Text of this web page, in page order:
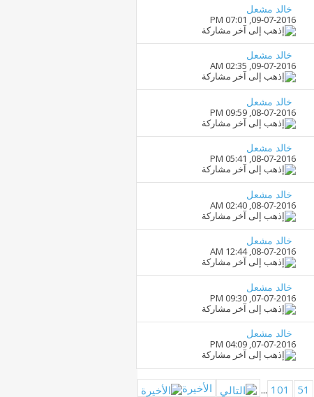
خالد مشعل
09-07-2016,
07:01 PM
خالد مشعل
09-07-2016,
02:35 AM
خالد مشعل
08-07-2016,
09:59 PM
خالد مشعل
08-07-2016,
05:41 PM
خالد مشعل
08-07-2016,
02:40 AM
خالد مشعل
08-07-2016,
12:44 AM
خالد مشعل
07-07-2016,
09:30 PM
خالد مشعل
07-07-2016,
04:09 PM
51
101
... الأخيرة